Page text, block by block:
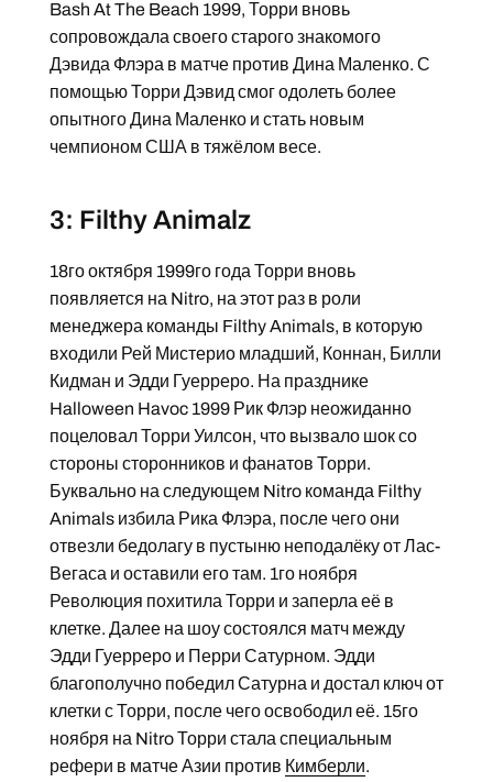
Bash At The Beach 1999, Торри вновь
сопровождала своего старого знакомого
Дэвида Флэра в матче против Дина Маленко. С
помощью Торри Дэвид смог одолеть более
опытного Дина Маленко и стать новым
чемпионом США в тяжёлом весе.
3: Filthy Animalz
18го октября 1999го года Торри вновь
появляется на Nitro, на этот раз в роли
менеджера команды Filthy Animals, в которую
входили Рей Мистерио младший, Коннан, Билли
Кидман и Эдди Гуерреро. На празднике
Halloween Havoc 1999 Рик Флэр неожиданно
поцеловал Торри Уилсон, что вызвало шок со
стороны сторонников и фанатов Торри.
Буквально на следующем Nitro команда Filthy
Animals избила Рика Флэра, после чего они
отвезли бедолагу в пустыню неподалёку от Лас-
Вегаса и оставили его там. 1го ноября
Революция похитила Торри и заперла её в
клетке. Далее на шоу состоялся матч между
Эдди Гуерреро и Перри Сатурном. Эдди
благополучно победил Сатурна и достал ключ от
клетки с Торри, после чего освободил её. 15го
ноября на Nitro Торри стала специальным
рефери в матче Азии против Кимберли.